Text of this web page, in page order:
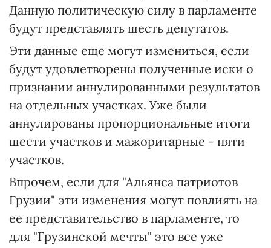
Данную политическую силу в парламенте
будут представлять шесть депутатов.
Эти данные еще могут измениться, если
будут удовлетворены полученные иски о
признании аннулированными результатов
на отдельных участках. Уже были
аннулированы пропорциональные итоги
шести участков и мажоритарные - пяти
участков.
Впрочем, если для "Альянса патриотов
Грузии" эти изменения могут повлиять на
ее представительство в парламенте, то
для "Грузинской мечты" это все уже